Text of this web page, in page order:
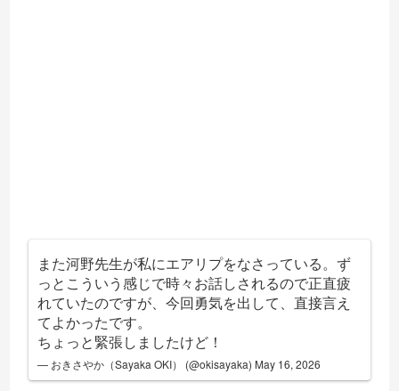
また河野先生が私にエアリプをなさっている。ず
っとこういう感じで時々お話しされるので正直疲
れていたのですが、今回勇気を出して、直接言え
てよかったです。
ちょっと緊張しましたけど！
— おきさやか（Sayaka OKI） (@okisayaka) May 16, 2026